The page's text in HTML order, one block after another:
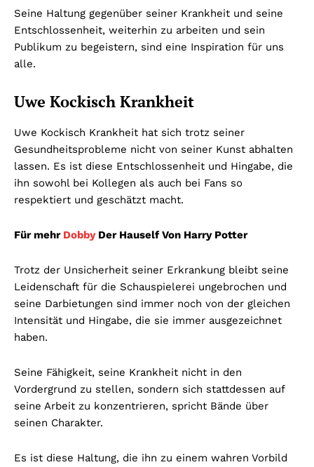
Seine Haltung gegenüber seiner Krankheit und seine
Entschlossenheit, weiterhin zu arbeiten und sein
Publikum zu begeistern, sind eine Inspiration für uns
alle.
Uwe Kockisch Krankheit
Uwe Kockisch Krankheit hat sich trotz seiner
Gesundheitsprobleme nicht von seiner Kunst abhalten
lassen. Es ist diese Entschlossenheit und Hingabe, die
ihn sowohl bei Kollegen als auch bei Fans so
respektiert und geschätzt macht.
Für mehr DobbyDer Hauself Von Harry Potter
Trotz der Unsicherheit seiner Erkrankung bleibt seine
Leidenschaft für die Schauspielerei ungebrochen und
seine Darbietungen sind immer noch von der gleichen
Intensität und Hingabe, die sie immer ausgezeichnet
haben.
Seine Fähigkeit, seine Krankheit nicht in den
Vordergrund zu stellen, sondern sich stattdessen auf
seine Arbeit zu konzentrieren, spricht Bände über
seinen Charakter.
Es ist diese Haltung, die ihn zu einem wahren Vorbild